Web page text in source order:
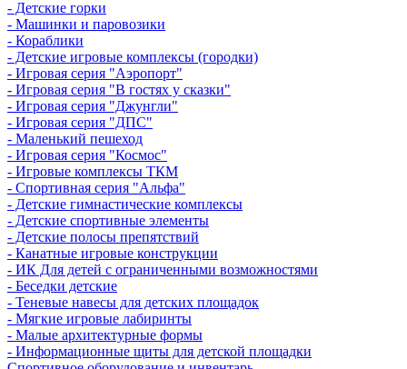
- Детские горки
- Машинки и паровозики
- Кораблики
- Детские игровые комплексы (городки)
- Игровая серия "Аэропорт"
- Игровая серия "В гостях у сказки"
- Игровая серия "Джунгли"
- Игровая серия "ДПС"
- Маленький пешеход
- Игровая серия "Космос"
- Игровые комплексы ТКМ
- Спортивная серия "Альфа"
- Детские гимнастические комплексы
- Детские спортивные элементы
- Детские полосы препятствий
- Канатные игровые конструкции
- ИК Для детей с ограниченными возможностями
- Беседки детские
- Теневые навесы для детских площадок
- Мягкие игровые лабиринты
- Малые архитектурные формы
- Информационные щиты для детской площадки